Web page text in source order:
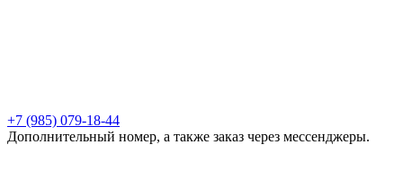
+7 (985) 079-18-44
Дополнительный номер, а также заказ через мессенджеры.